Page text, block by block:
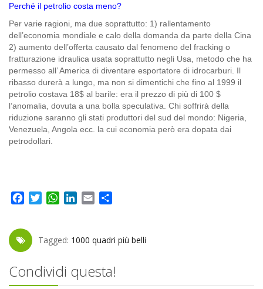
Perché il petrolio costa meno?
Per varie ragioni, ma due soprattutto: 1) rallentamento
dell’economia mondiale e calo della domanda da parte della Cina
2) aumento dell’offerta causato dal fenomeno del fracking o
fratturazione idraulica usata soprattutto negli Usa, metodo che ha
permesso all’ America di diventare esportatore di idrocarburi. Il
ribasso durerà a lungo, ma non si dimentichi che fino al 1999 il
petrolio costava 18$ al barile: era il prezzo di più di 100 $
l’anomalia, dovuta a una bolla speculativa. Chi soffrirà della
riduzione saranno gli stati produttori del sud del mondo: Nigeria,
Venezuela, Angola ecc. la cui economia però era dopata dai
petrodollari.
FacebookTwitterWhatsApp
LinkedIn
Email
Tagged: 1000 quadri più belli
Condividi questa!